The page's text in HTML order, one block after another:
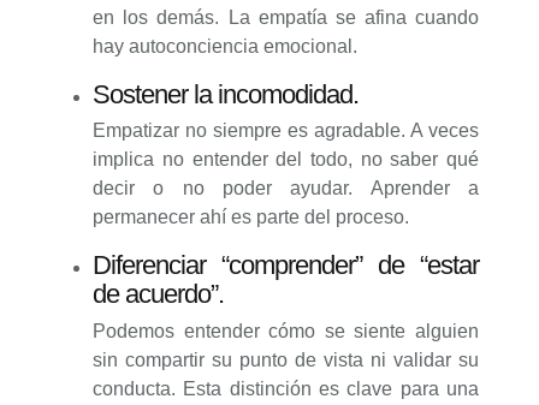
en los demás. La empatía se afina cuando
hay autoconciencia emocional.
Sostener la incomodidad.
Empatizar no siempre es agradable. A veces
implica no entender del todo, no saber qué
decir o no poder ayudar. Aprender a
permanecer ahí es parte del proceso.
Diferenciar “comprender” de “estar
de acuerdo”.
Podemos entender cómo se siente alguien
sin compartir su punto de vista ni validar su
conducta. Esta distinción es clave para una